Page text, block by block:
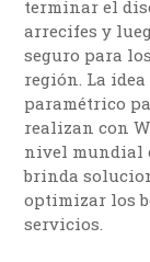
terminar el
arrecifes y
seguro para
región. La
paramétrico
realizan con
nivel mundial
brinda
optimizar los
servicios.